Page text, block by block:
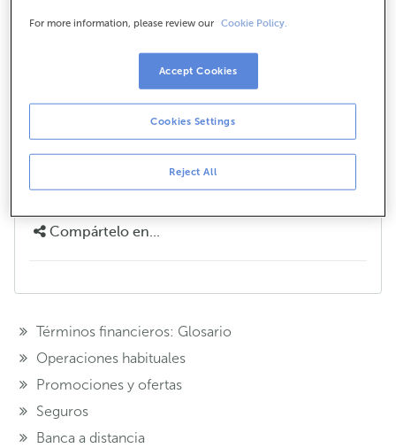
¿Dónde puedo encontrar las
Gasolineras Galp con descuento?
Comprueba las gasolineras Galp adheridas a la
¿Te hemos ayudado?
Si No
Compártelo en...
Términos financieros: Glosario
Operaciones habituales
Promociones y ofertas
Seguros
Banca a distancia
For more information, please review our Cookie Policy.
Reject All
Cookies Settings
Accept Cookies